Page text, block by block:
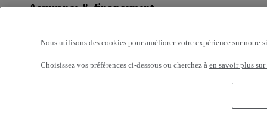
Assurance & financement
mesure
Accessoires
Toute l’offre accessoires des nouvelles gammes de camions
Nous utilisons des cookies pour améliorer votre expérience sur notre
Choisissez vos préférences ci-dessous ou cherchez à en savoir plus